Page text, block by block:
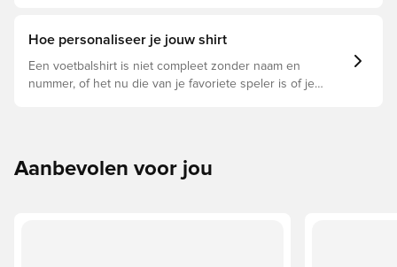
Hoe personaliseer je jouw shirt
Een voetbalshirt is niet compleet zonder naam en
nummer, of het nu die van je favoriete speler is of je
Aanbevolen voor jou